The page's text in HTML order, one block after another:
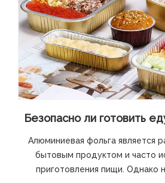
Алюминиевая фольга является
бытовым продуктом и часто
приготовления пищи. Однако